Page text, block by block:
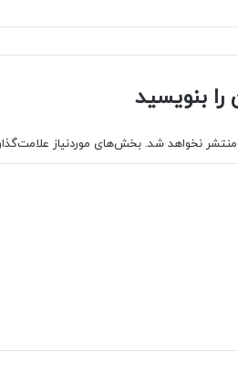
را بنویسید
نخواهد شد. بخش‌های موردنیاز